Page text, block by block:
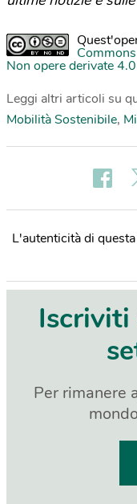
Non opere derivate
Leggi altri articoli su
Mobilità Sostenibile,
L'autenticità di
Per rimanere